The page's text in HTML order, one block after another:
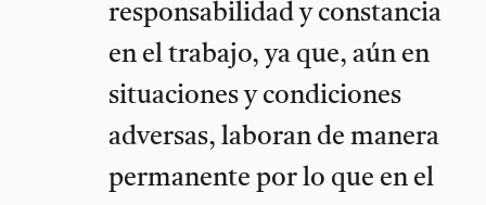
responsabilidad y constancia
en el trabajo, ya que, aún en
situaciones y condiciones
adversas, laboran de manera
permanente por lo que en el